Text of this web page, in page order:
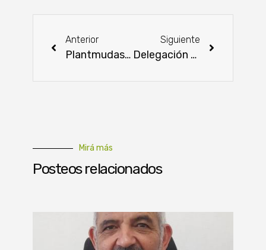
Anterior
Plantmudas lanza vivero innovador en Paraguay
Siguiente
Delegación de Hokkaido vino a explorar oportunidades comerciales
Mirá más
Posteos relacionados